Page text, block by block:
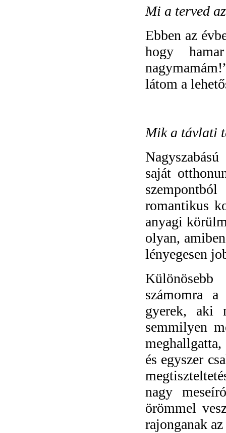
Mi a terved
Ebben az
hogy
látom a
Mik a távlati
saját
romantikus
anyagi
olyan,
lényegesen
számomra
gyerek, aki
semmilyen
meghallgatta,
és egyszer
nagy
örömmel
rajonganak